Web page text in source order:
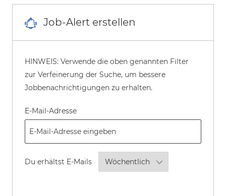
Job-Alert erstellen
HINWEIS: Verwende die oben genannten Filter
zur Verfeinerung der Suche, um bessere
Jobbenachrichtigungen zu erhalten.
E-Mail-AdresseRequired
Du erhältst E-MailsRequired